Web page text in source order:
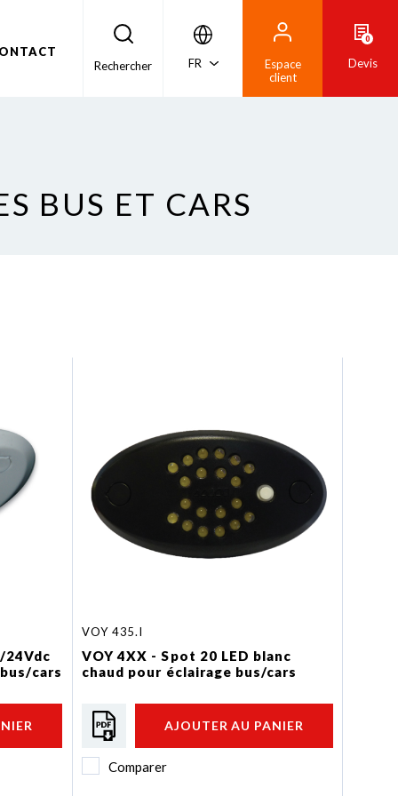
Rechercher
FR
Espace
client
0
Devis
BUS ET CARS
24Vdc
cars
VOY 435.I
VOY 4XX - Spot 20 LED blanc
chaud pour éclairage bus/cars
AJOUTER AU PANIER
Comparer